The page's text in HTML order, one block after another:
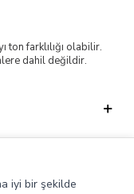
ton farklılığı olabilir.
dahil değildir.
iyi bir şekilde